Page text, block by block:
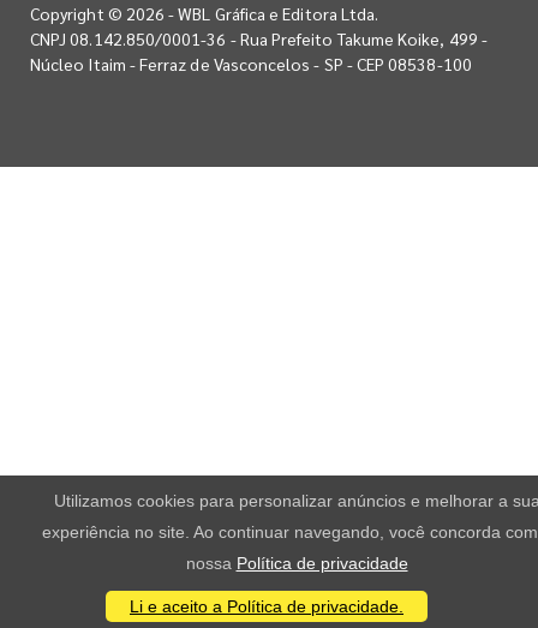
Copyright © 2026 - WBL Gráfica e Editora Ltda.
CNPJ 08.142.850/0001-36 - Rua Prefeito Takume Koike, 499 -
Núcleo Itaim - Ferraz de Vasconcelos - SP - CEP 08538-100
Utilizamos cookies para personalizar anúncios e melhorar a
experiência no site. Ao continuar navegando, você concorda
nossa Política de privacidade
Li e aceito a Política de privacidade.